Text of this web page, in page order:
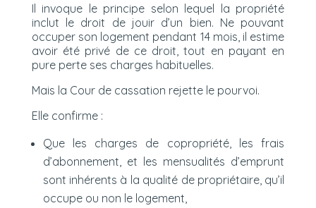
Il invoque le principe selon lequel la propriété
inclut le droit de jouir d’un bien. Ne pouvant
occuper son logement pendant 14 mois, il estime
avoir été privé de ce droit, tout en payant en
pure perte ses charges habituelles.
Mais la Cour de cassation rejette le pourvoi.
Elle confirme :
Que les charges de copropriété, les frais
d’abonnement, et les mensualités d’emprunt
sont inhérents à la qualité de propriétaire, qu’il
occupe ou non le logement,